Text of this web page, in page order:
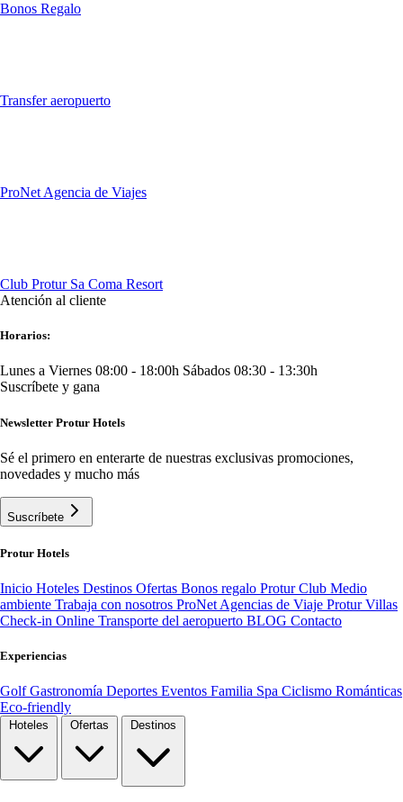
Bonos Regalo
Transfer aeropuerto
ProNet Agencia de Viajes
Club Protur Sa Coma Resort
Atención al cliente
Horarios:
Lunes a Viernes 08:00 - 18:00h Sábados 08:30 - 13:30h
Suscríbete y gana
Newsletter Protur Hotels
Sé el primero en enterarte de nuestras exclusivas promociones,
novedades y mucho más
Suscríbete
Protur Hotels
Inicio Hoteles Destinos Ofertas Bonos regalo Protur Club Medio
ambiente Trabaja con nosotros ProNet Agencias de Viaje Protur Villas
Check-in Online Transporte del aeropuerto BLOG Contacto
Experiencias
GolfGastronomía Deportes Eventos Familia Spa Ciclismo Románticas
Eco-friendly